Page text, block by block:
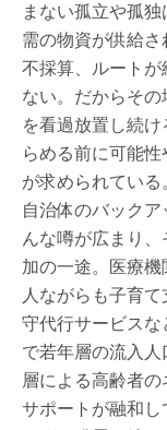
まない孤立や孤
需の物資が供給さ
不採算、ルート
ない。だからそ
を看過放置し続
らめる前に可能
が求められている
自治体のバック
んな噂が広まり
加の一途。医療
人ながらも子育
守代行サービス
で若年層の流入
層による高齢者
サポートが融和